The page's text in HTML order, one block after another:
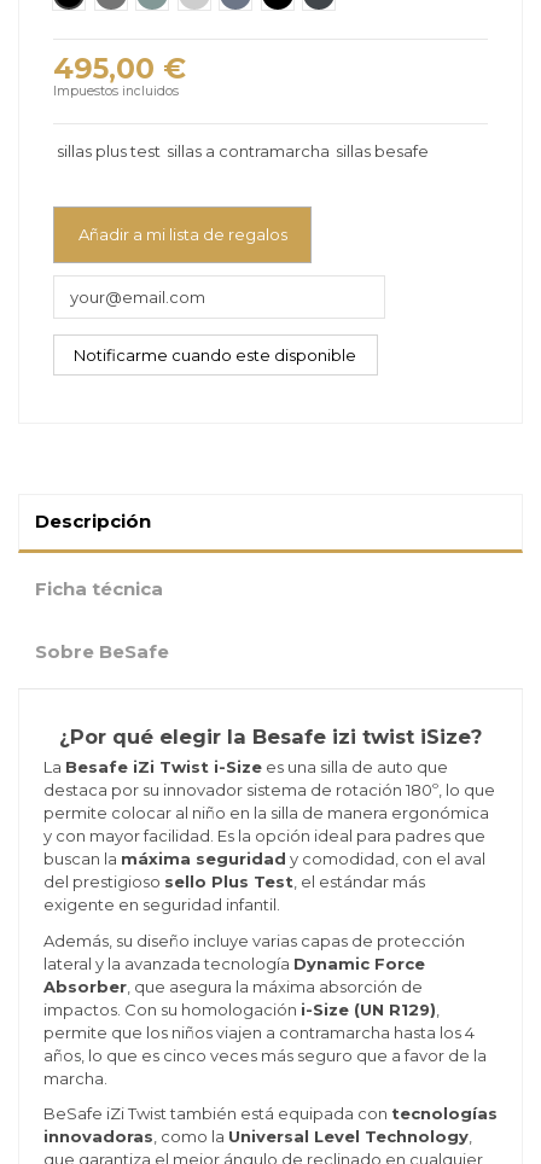
495,00 €
Impuestos incluidos
sillas plus test sillas a contramarcha sillas besafe
Añadir a mi lista de regalos
Descripción
Ficha técnica
Sobre BeSafe
¿Por qué elegir la Besafe izi twist iSize?
La Besafe iZi Twist i-Sizees una silla de auto que
destaca por su innovador sistema de rotación 180º, lo que
permite colocar al niño en la silla de manera ergonómica
y con mayor facilidad. Es la opción ideal para padres que
buscan la máxima seguridad y comodidad, con el aval
del prestigioso sello Plus Test, el estándar más
exigente en seguridad infantil.
Además, su diseño incluye varias capas de protección
lateral y la avanzada tecnología Dynamic Force
Absorber, que asegura la máxima absorción de
impactos. Con su homologación i-Size (UN R129)
permite que los niños viajen a contramarcha hasta los 4
años, lo que es cinco veces más seguro que a favor de la
marcha.
BeSafe iZi Twist también está equipada con tecnologías
innovadoras , como la Universal Level Technology,
que garantiza el mejor ángulo de reclinado en cualquier